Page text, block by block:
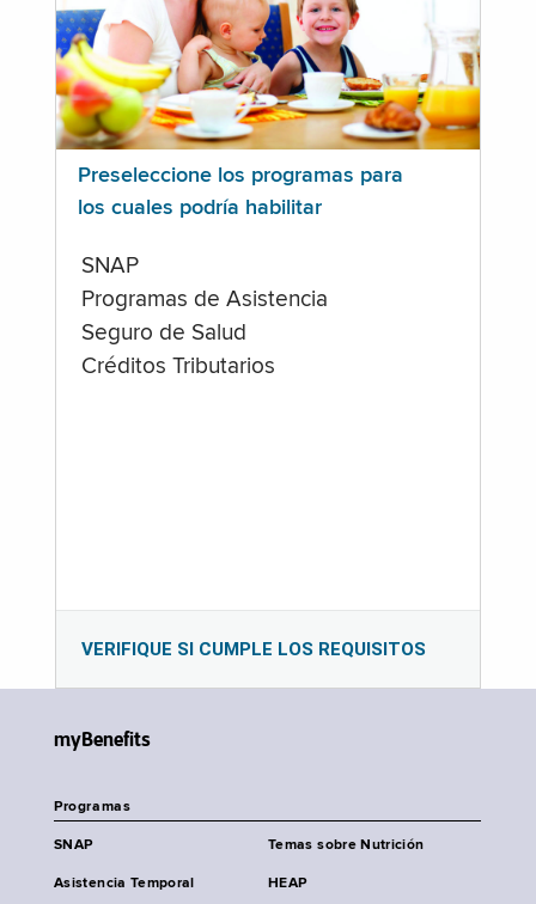
Preseleccione los programas para
los cuales podría habilitar
SNAP
Programas de Asistencia
Seguro de Salud
Créditos Tributarios
VERIFIQUE SI CUMPLE LOS REQUISITOS
myBenefits
Programas
SNAP Temas sobre Nutrición
Asistencia Temporal HEAP